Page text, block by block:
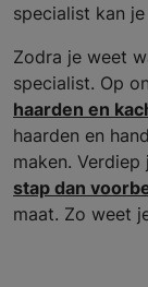
specialist kan
Zodra je weet
specialist. Op
haarden en
haarden en
maken.
stap dan
maat. Zo weet